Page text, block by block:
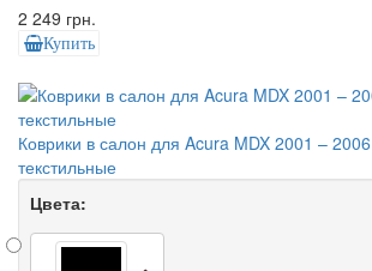
2 249 грн.
Купить
Коврики в салон для Acura MDX 2001 –
текстильные
Цвета: